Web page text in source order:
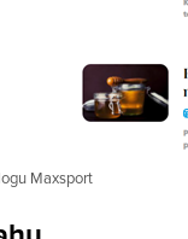
Maxsport